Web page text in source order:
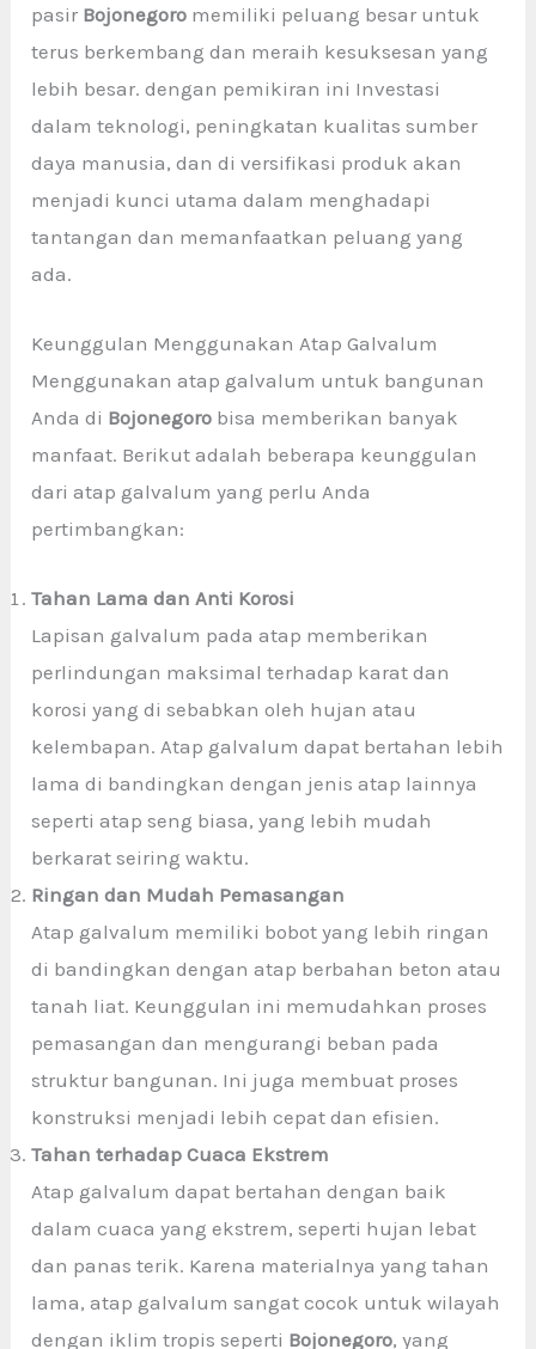
pasir Bojonegoro memiliki peluang besar untuk
terus berkembang dan meraih kesuksesan yang
lebih besar. dengan pemikiran ini Investasi
dalam teknologi, peningkatan kualitas sumber
daya manusia, dan di versifikasi produk akan
menjadi kunci utama dalam menghadapi
tantangan dan memanfaatkan peluang yang
ada.
Keunggulan Menggunakan Atap Galvalum
Menggunakan atap galvalum untuk bangunan
Anda di Bojonegoro bisa memberikan banyak
manfaat. Berikut adalah beberapa keunggulan
dari atap galvalum yang perlu Anda
pertimbangkan:
Tahan Lama dan Anti Korosi
Lapisan galvalum pada atap memberikan
perlindungan maksimal terhadap karat dan
korosi yang di sebabkan oleh hujan atau
kelembapan. Atap galvalum dapat bertahan lebih
lama di bandingkan dengan jenis atap lainnya
seperti atap seng biasa, yang lebih mudah
berkarat seiring waktu.
Ringan dan Mudah Pemasangan
Atap galvalum memiliki bobot yang lebih ringan
di bandingkan dengan atap berbahan beton atau
tanah liat. Keunggulan ini memudahkan proses
pemasangan dan mengurangi beban pada
struktur bangunan. Ini juga membuat proses
konstruksi menjadi lebih cepat dan efisien.
Tahan terhadap Cuaca Ekstrem
Atap galvalum dapat bertahan dengan baik
dalam cuaca yang ekstrem, seperti hujan lebat
dan panas terik. Karena materialnya yang tahan
lama, atap galvalum sangat cocok untuk wilayah
dengan iklim tropis seperti Bojonegoro, yang